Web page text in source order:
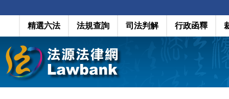
精選六法 法規查詢 司法判解 行政函釋